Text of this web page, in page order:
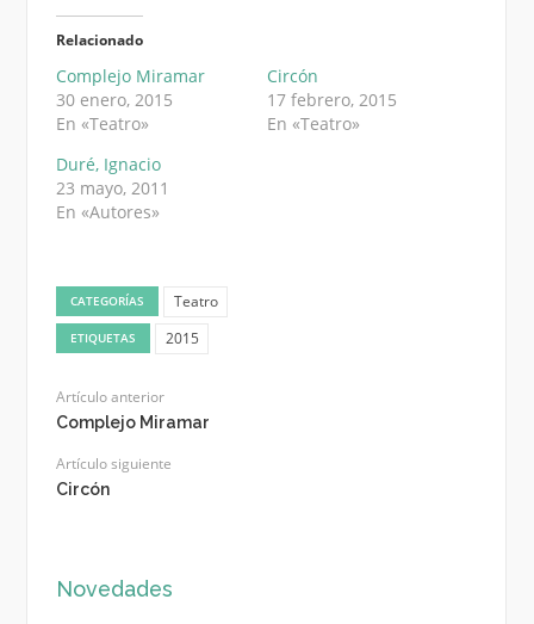
Relacionado
Complejo Miramar
30 enero, 2015
En «Teatro»
Circón
17 febrero, 2015
En «Teatro»
Duré, Ignacio
23 mayo, 2011
En «Autores»
CATEGORÍAS Teatro
ETIQUETAS 2015
Artículo anterior
Complejo Miramar
Artículo siguiente
Circón
Novedades